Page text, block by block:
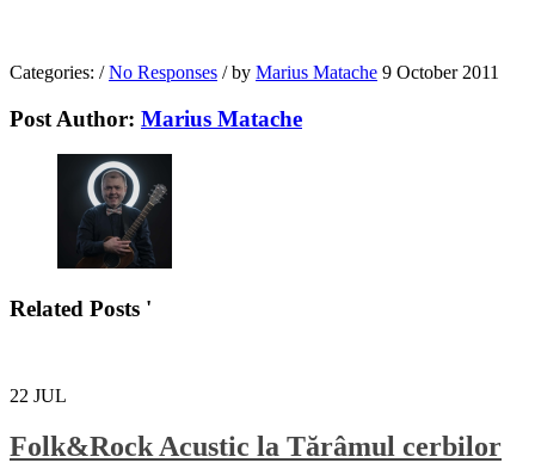
Categories: / No Responses /by Marius Matache 9 October 2011
Post Author: Marius Matache
Related Posts '
22 JUL
Folk&Rock Acustic la Tărâmul cerbilor